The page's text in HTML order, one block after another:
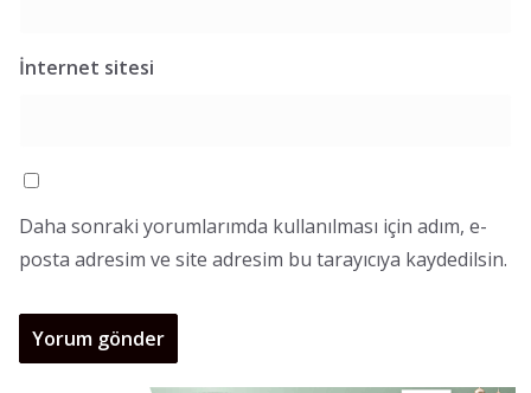
İnternet sitesi
Daha sonraki yorumlarımda kullanılması için adım, e-
posta adresim ve site adresim bu tarayıcıya kaydedilsin.